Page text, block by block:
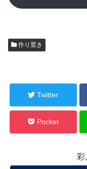
作り置き
Twitter
Pocket
彩